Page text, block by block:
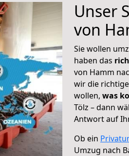
Unser
von
Sie wollen
haben das
von Hamm
wir die
wollen, was
Tölz – dann
Antwort auf
Ob ein
Umzug nach